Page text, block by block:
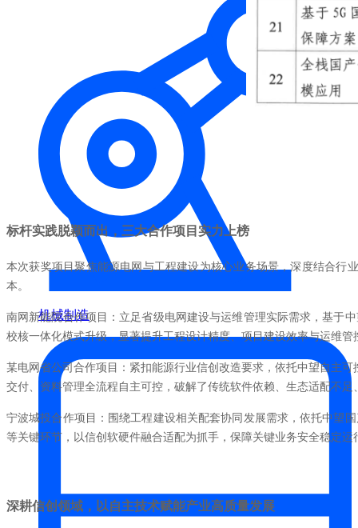
机械制造
标杆实践脱颖而出，三大合作项目实力上榜
本次获奖项目聚焦能源电网与工程建设为核心业务场景，深度结合行
本。
南网新能院合作项目：立足省级电网建设与运维管理实际需求，基于
校核一体化模式升级，显著提升工程设计精度、项目建设效率与运维
某电网省公司合作项目：紧扣能源行业信创改造要求，依托中望自主
交付、资料管理全流程自主可控，破解了传统软件依赖、生态适配不
宁波城投合作项目：围绕工程建设相关配套协同发展需求，依托中望
等关键环节，以信创软硬件融合适配为抓手，保障关键业务安全稳定
深耕信创领域，以自主技术赋能产业高质量发展